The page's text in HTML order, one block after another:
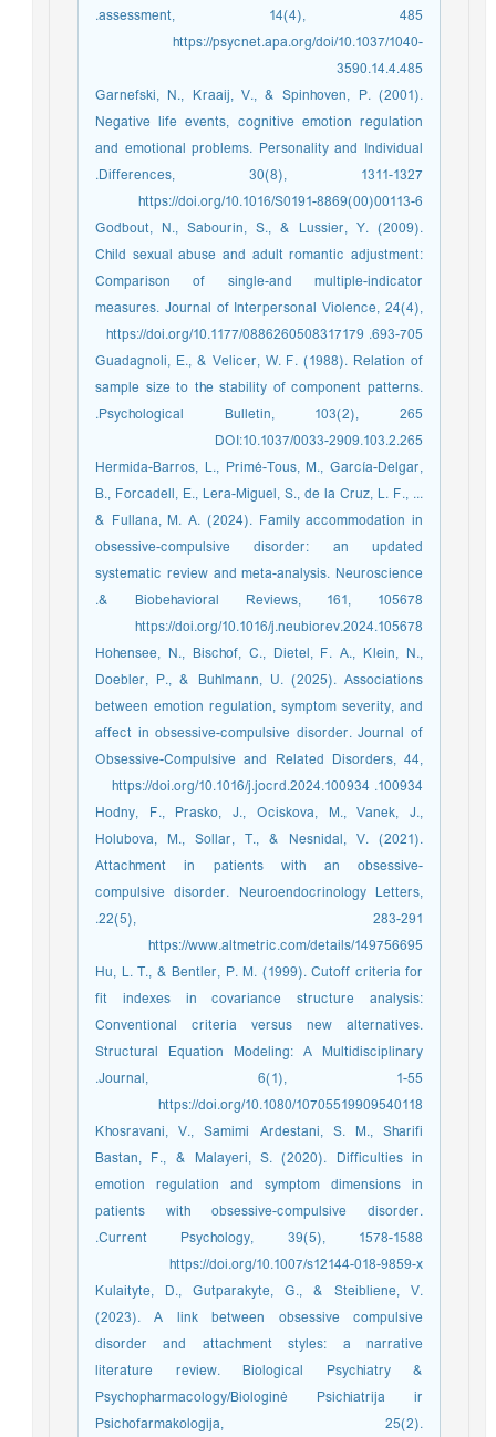
assessment, 14(4), 485.‏
https://psycnet.apa.org/doi/10.1037/1040-
3590.14.4.485
Garnefski, N., Kraaij, V., & Spinhoven, P. (2001).
Negative life events, cognitive emotion regulation
and emotional problems. Personality and Individual
Differences, 30(8), 1311-1327.‏
https://doi.org/10.1016/S0191-8869(00)00113-6
Godbout, N., Sabourin, S., & Lussier, Y. (2009).
Child sexual abuse and adult romantic adjustment:
Comparison of single-and multiple-indicator
measures. Journal of Interpersonal Violence, 24(4),
693-705.‏ https://doi.org/10.1177/0886260508317179
Guadagnoli, E., & Velicer, W. F. (1988). Relation of
sample size to the stability of component patterns.
Psychological Bulletin, 103(2), 265.‏
DOI:10.1037/0033-2909.103.2.265
Hermida-Barros, L., Primé-Tous, M., García-Delgar,
B., Forcadell, E., Lera-Miguel, S., de la Cruz, L. F., ...
& Fullana, M. A. (2024). Family accommodation in
obsessive-compulsive disorder: an updated
systematic review and meta-analysis. Neuroscience
& Biobehavioral Reviews, 161, 105678.‏
https://doi.org/10.1016/j.neubiorev.2024.105678
Hohensee, N., Bischof, C., Dietel, F. A., Klein, N.,
Doebler, P., & Buhlmann, U. (2025). Associations
between emotion regulation, symptom severity, and
affect in obsessive-compulsive disorder. Journal of
Obsessive-Compulsive and Related Disorders, 44,
100934.‏ https://doi.org/10.1016/j.jocrd.2024.100934
Hodny, F., Prasko, J., Ociskova, M., Vanek, J.,
Holubova, M., Sollar, T., & Nesnidal, V. (2021).
Attachment in patients with an obsessive-
compulsive disorder. Neuroendocrinology Letters,
22(5), 283-291.‏
https://www.altmetric.com/details/149756695
Hu, L. T., & Bentler, P. M. (1999). Cutoff criteria for
fit indexes in covariance structure analysis:
Conventional criteria versus new alternatives.
Structural Equation Modeling: A Multidisciplinary
Journal, 6(1), 1-55.‏
https://doi.org/10.1080/10705519909540118
Khosravani, V., Samimi Ardestani, S. M., Sharifi
Bastan, F., & Malayeri, S. (2020). Difficulties in
emotion regulation and symptom dimensions in
patients with obsessive-compulsive disorder.
Current Psychology, 39(5), 1578-1588.‏
https://doi.org/10.1007/s12144-018-9859-x
Kulaityte, D., Gutparakyte, G., & Steibliene, V.
(2023). A link between obsessive compulsive
disorder and attachment styles: a narrative
literature review. Biological Psychiatry &
Psychopharmacology/Biologinė Psichiatrija ir
Psichofarmakologija, 25(2).